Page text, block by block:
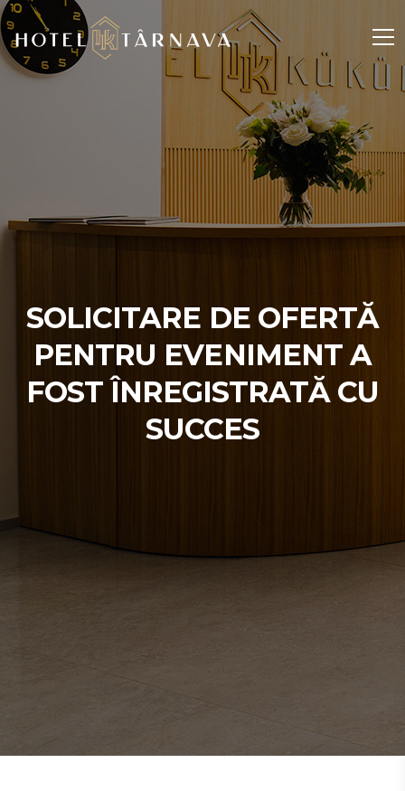
SOLICITARE DE OFERTĂ
PENTRU EVENIMENT A
FOST ÎNREGISTRATĂ CU
SUCCES